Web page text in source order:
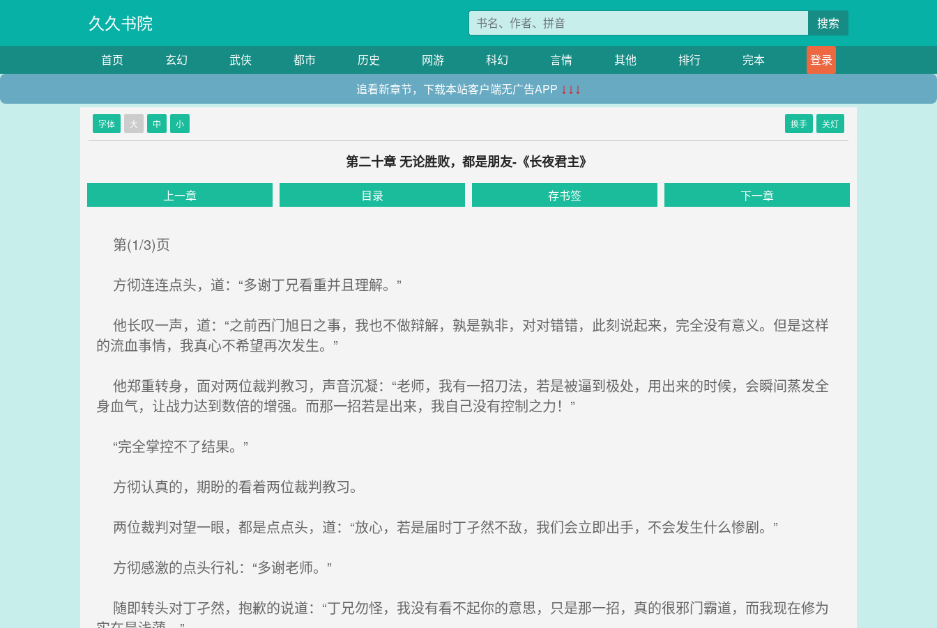
久久书院 搜索
首页 玄幻 武侠 都市 历史 网游 科幻 言情 其他 排行 完本
登录
追看新章节，下载本站客户端无广告APP ↓↓↓
字体 大 中 小 换手 关灯
第二十章 无论胜败，都是朋友-《长夜君主》
上一章 目录 存书签 下一章
第(1/3)页
方彻连连点头，道：“多谢丁兄看重并且理解。”
他长叹一声，道：“之前西门旭日之事，我也不做辩解，孰是孰非，对对错错，此刻说起来，完全没有意义。但是这样
的流血事情，我真心不希望再次发生。”
他郑重转身，面对两位裁判教习，声音沉凝：“老师，我有一招刀法，若是被逼到极处，用出来的时候，会瞬间蒸发全
身血气，让战力达到数倍的增强。而那一招若是出来，我自己没有控制之力！”
“完全掌控不了结果。”
方彻认真的，期盼的看着两位裁判教习。
两位裁判对望一眼，都是点点头，道：“放心，若是届时丁孑然不敌，我们会立即出手，不会发生什么惨剧。”
方彻感激的点头行礼：“多谢老师。”
随即转头对丁孑然，抱歉的说道：“丁兄勿怪，我没有看不起你的意思，只是那一招，真的很邪门霸道，而我现在修为